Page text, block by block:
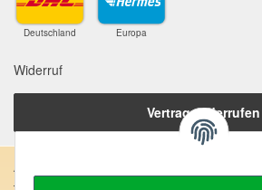
Deutschland Europa
Widerruf
Vertrag widerrufen
Anschrift: